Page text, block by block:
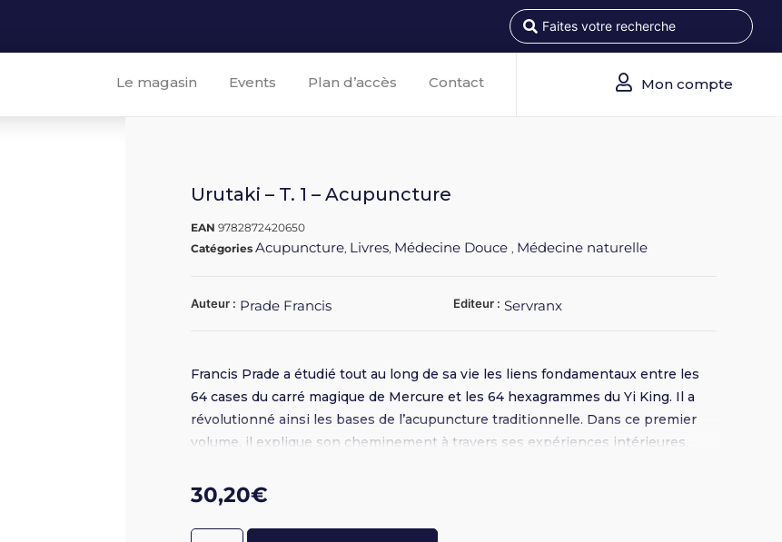
Le magasin Events Plan d’accès Contact Mon compte
Urutaki – T. 1 – Acupuncture
EAN9782872420650
CatégoriesAcupuncture, Livres, Médecine Douce, Médecine naturelle
Auteur : Prade Francis Editeur : Servranx
Francis Prade a étudié tout au long de sa vie les liens fondamentaux entre les
64 cases du carré magique de Mercure et les 64 hexagrammes du Yi King. Il a
révolutionné ainsi les bases de l’acupuncture traditionnelle. Dans ce premier
volume, il explique son cheminement à travers ses expériences intérieures.
30,20€